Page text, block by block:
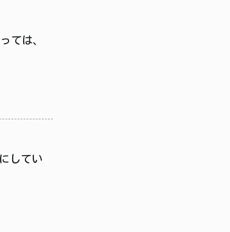
ては、
してい